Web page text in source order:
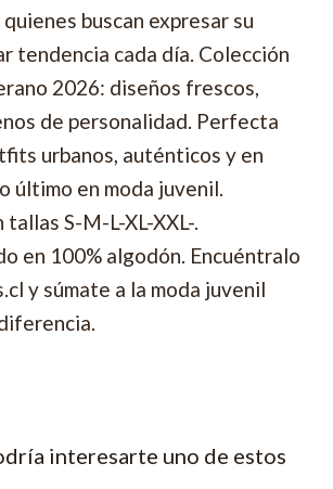
buscan expresar su
tendencia cada día. Colección
2026: diseños frescos,
de personalidad. Perfecta
urbanos, auténticos y en
último en moda juvenil.
S-M-L-XL-XXL-.
en 100% algodón. Encuéntralo
y súmate a la moda juvenil
interesarte uno de estos